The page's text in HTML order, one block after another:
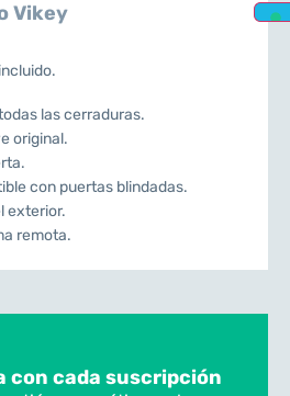
Vikey
las cerraduras.
original.
con puertas blindadas.
exterior.
remota.
con cada suscripción